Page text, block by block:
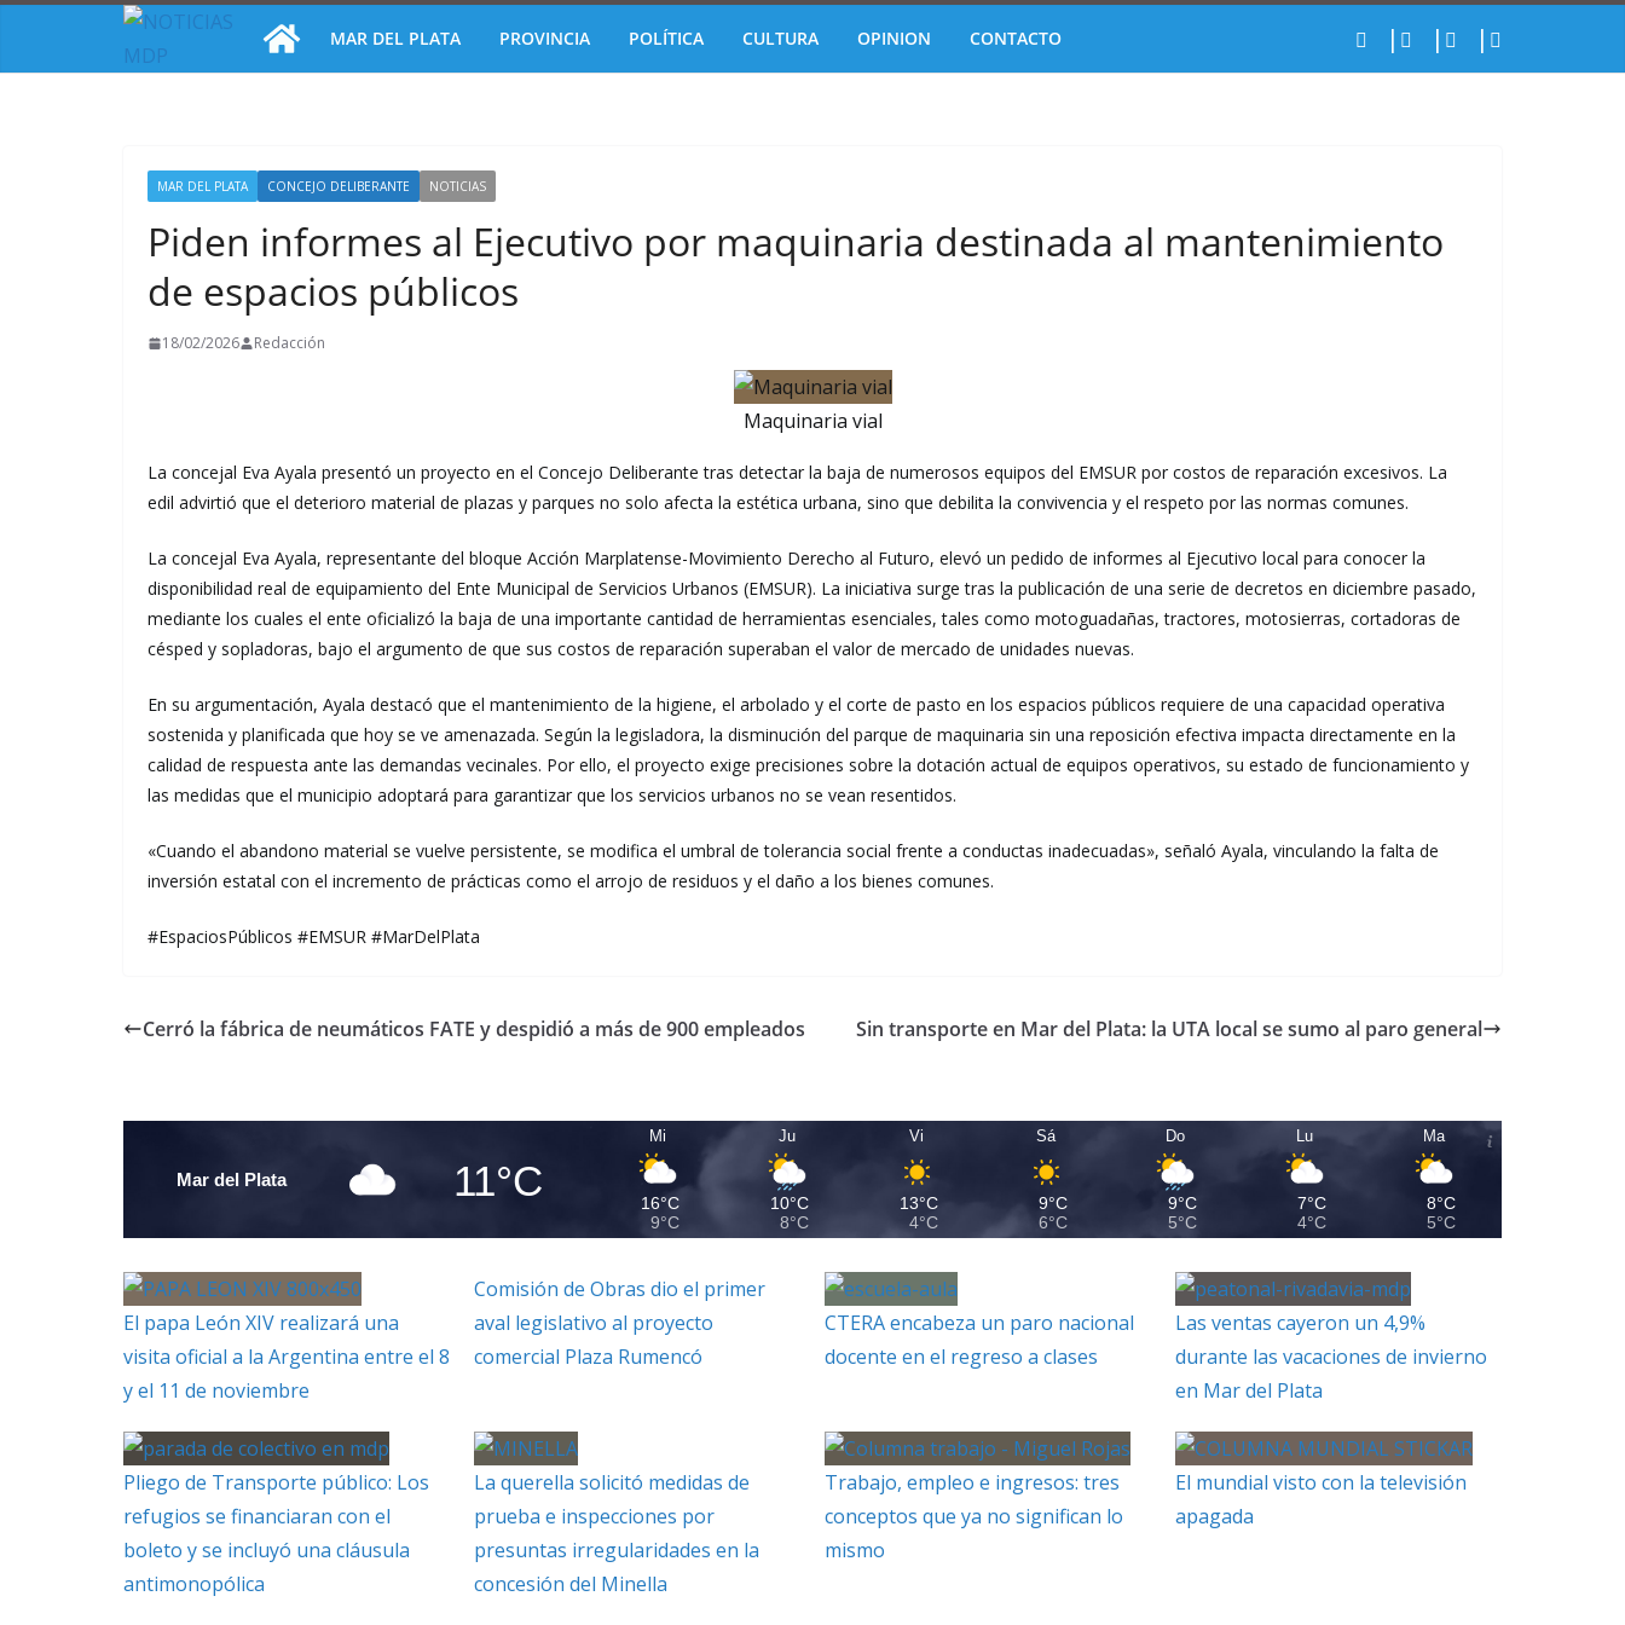
MAR DEL PLATA PROVINCIA POLÍTICA CULTURA OPINION CONTACTO
MAR DEL PLATA CONCEJO DELIBERANTE NOTICIAS
Piden informes al Ejecutivo por maquinaria destinada al mantenimiento
de espacios públicos
18/02/2026 Redacción
Maquinaria vial
La concejal Eva Ayala presentó un proyecto en el Concejo Deliberante tras detectar la baja de numerosos equipos del EMSUR por costos de reparación excesivos. La
edil advirtió que el deterioro material de plazas y parques no solo afecta la estética urbana, sino que debilita la convivencia y el respeto por las normas comunes.
La concejal Eva Ayala, representante del bloque Acción Marplatense-Movimiento Derecho al Futuro, elevó un pedido de informes al Ejecutivo local para conocer la
disponibilidad real de equipamiento del Ente Municipal de Servicios Urbanos (EMSUR). La iniciativa surge tras la publicación de una serie de decretos en diciembre pasado,
mediante los cuales el ente oficializó la baja de una importante cantidad de herramientas esenciales, tales como motoguadañas, tractores, motosierras, cortadoras de
césped y sopladoras, bajo el argumento de que sus costos de reparación superaban el valor de mercado de unidades nuevas.
En su argumentación, Ayala destacó que el mantenimiento de la higiene, el arbolado y el corte de pasto en los espacios públicos requiere de una capacidad operativa
sostenida y planificada que hoy se ve amenazada. Según la legisladora, la disminución del parque de maquinaria sin una reposición efectiva impacta directamente en la
calidad de respuesta ante las demandas vecinales. Por ello, el proyecto exige precisiones sobre la dotación actual de equipos operativos, su estado de funcionamiento y
las medidas que el municipio adoptará para garantizar que los servicios urbanos no se vean resentidos.
«Cuando el abandono material se vuelve persistente, se modifica el umbral de tolerancia social frente a conductas inadecuadas», señaló Ayala, vinculando la falta de
inversión estatal con el incremento de prácticas como el arrojo de residuos y el daño a los bienes comunes.
#EspaciosPúblicos #EMSUR #MarDelPlata
Cerró la fábrica de neumáticos FATE y despidió a más de 900 empleados Sin transporte en Mar del Plata: la UTA local se sumo al paro general
Mar del Plata 11°C
Mi
16°C
9°C
Ju
10°C
8°C
Vi
13°C
4°C
Sá
9°C
6°C
Do
9°C
5°C
Lu
7°C
4°C
Ma
8°C
5°C
El papa León XIV realizará una
visita oficial a la Argentina entre el 8
y el 11 de noviembre
Comisión de Obras dio el primer
aval legislativo al proyecto
comercial Plaza Rumencó
CTERA encabeza un paro nacional
docente en el regreso a clases
Las ventas cayeron un 4,9%
durante las vacaciones de invierno
en Mar del Plata
Pliego de Transporte público: Los
refugios se financiaran con el
boleto y se incluyó una cláusula
antimonopólica
La querella solicitó medidas de
prueba e inspecciones por
presuntas irregularidades en la
concesión del Minella
Trabajo, empleo e ingresos: tres
conceptos que ya no significan lo
mismo
El mundial visto con la televisión
apagada